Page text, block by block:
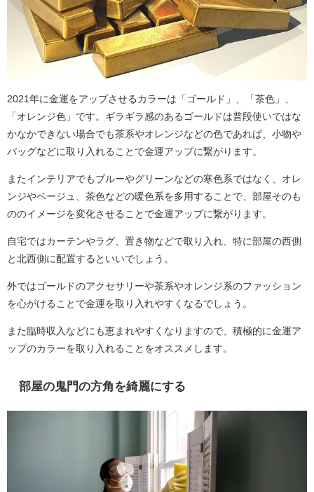
2021年に金運をアップさせるカラーは「ゴールド」、「茶色」、
「オレンジ色」です。ギラギラ感のあるゴールドは普段使いではな
かなかできない場合でも茶系やオレンジなどの色であれば、小物や
バッグなどに取り入れることで金運アップに繋がります。
またインテリアでもブルーやグリーンなどの寒色系ではなく、オレ
ンジやベージュ、茶色などの暖色系を多用することで、部屋そのも
ののイメージを変化させることで金運アップに繋がります。
自宅ではカーテンやラグ、置き物などで取り入れ、特に部屋の西側
と北西側に配置するといいでしょう。
外ではゴールドのアクセサリーや茶系やオレンジ系のファッション
を心がけることで金運を取り入れやすくなるでしょう。
また臨時収入などにも恵まれやすくなりますので、積極的に金運ア
ップのカラーを取り入れることをオススメします。
部屋の鬼門の方角を綺麗にする